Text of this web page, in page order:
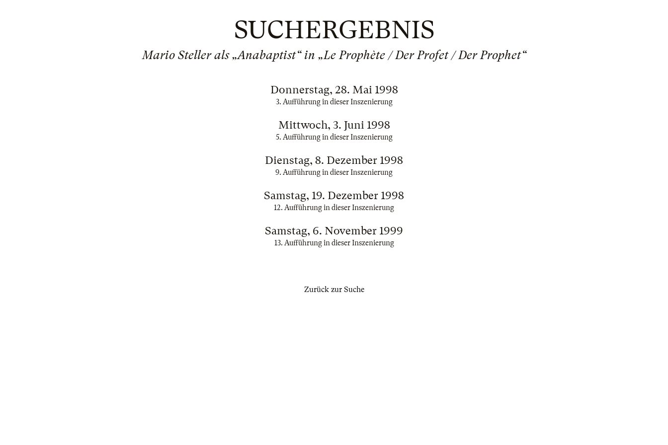
SUCHERGEBNIS
Mario Steller als „Anabaptist“ in „Le Prophète / Der Profet / Der Prophet“
Donnerstag, 28. Mai 1998
3. Aufführung in dieser Inszenierung
Mittwoch, 3. Juni 1998
5. Aufführung in dieser Inszenierung
Dienstag, 8. Dezember 1998
9. Aufführung in dieser Inszenierung
Samstag, 19. Dezember 1998
12. Aufführung in dieser Inszenierung
Samstag, 6. November 1999
13. Aufführung in dieser Inszenierung
Zurück zur Suche